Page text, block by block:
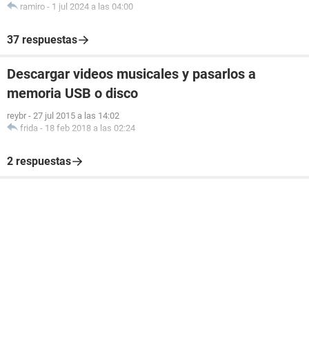
ramiro - 1 jul 2024 a las 04:00
37 respuestas
Descargar videos musicales y pasarlos a
memoria USB o disco
reybr - 27 jul 2015 a las 14:02
frida - 18 feb 2018 a las 02:24
2 respuestas